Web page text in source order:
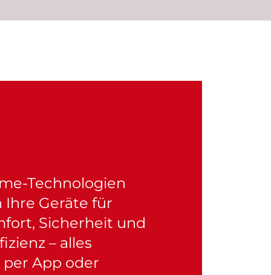
Technologien
Ihre Geräte für
Sicherheit und
– alles
App oder